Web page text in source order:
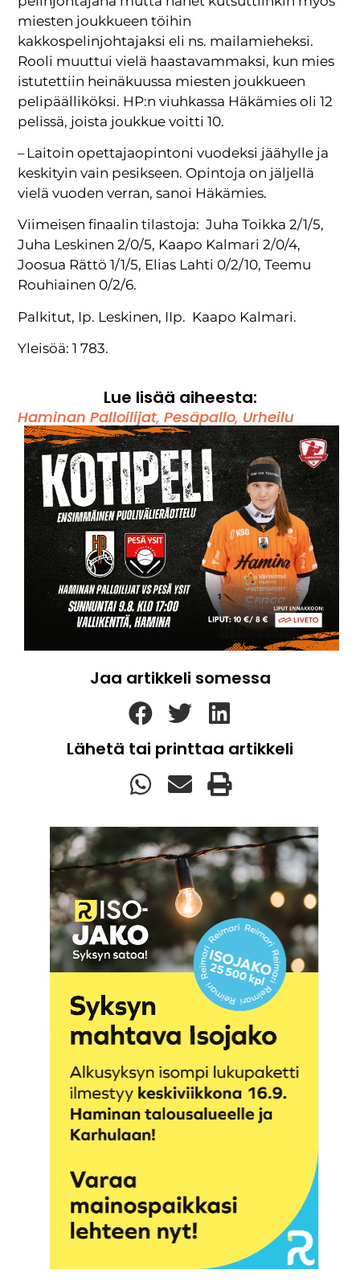
miesten joukkueen töihin
kakkospelinjohtajaksi eli ns. mailamieheksi.
Rooli muuttui vielä haastavammaksi, kun mies
istutettiin heinäkuussa miesten joukkueen
pelipäälliköksi. HP:n viuhkassa Häkämies oli 12
pelissä, joista joukkue voitti 10.
– Laitoin opettajaopintoni vuodeksi jäähylle ja
keskityin vain pesikseen. Opintoja on jäljellä
vielä vuoden verran, sanoi Häkämies.
Viimeisen finaalin tilastoja: Juha Toikka 2/1/5,
Juha Leskinen 2/0/5, Kaapo Kalmari 2/0/4,
Joosua Rättö 1/1/5, Elias Lahti 0/2/10, Teemu
Rouhiainen 0/2/6.
Palkitut, Ip. Leskinen, IIp. Kaapo Kalmari.
Yleisöä: 1 783.
Lue lisää aiheesta:
Haminan Palloilijat,Pesäpallo, Urheilu
Jaa artikkeli somessa
Lähetä tai printtaa artikkeli